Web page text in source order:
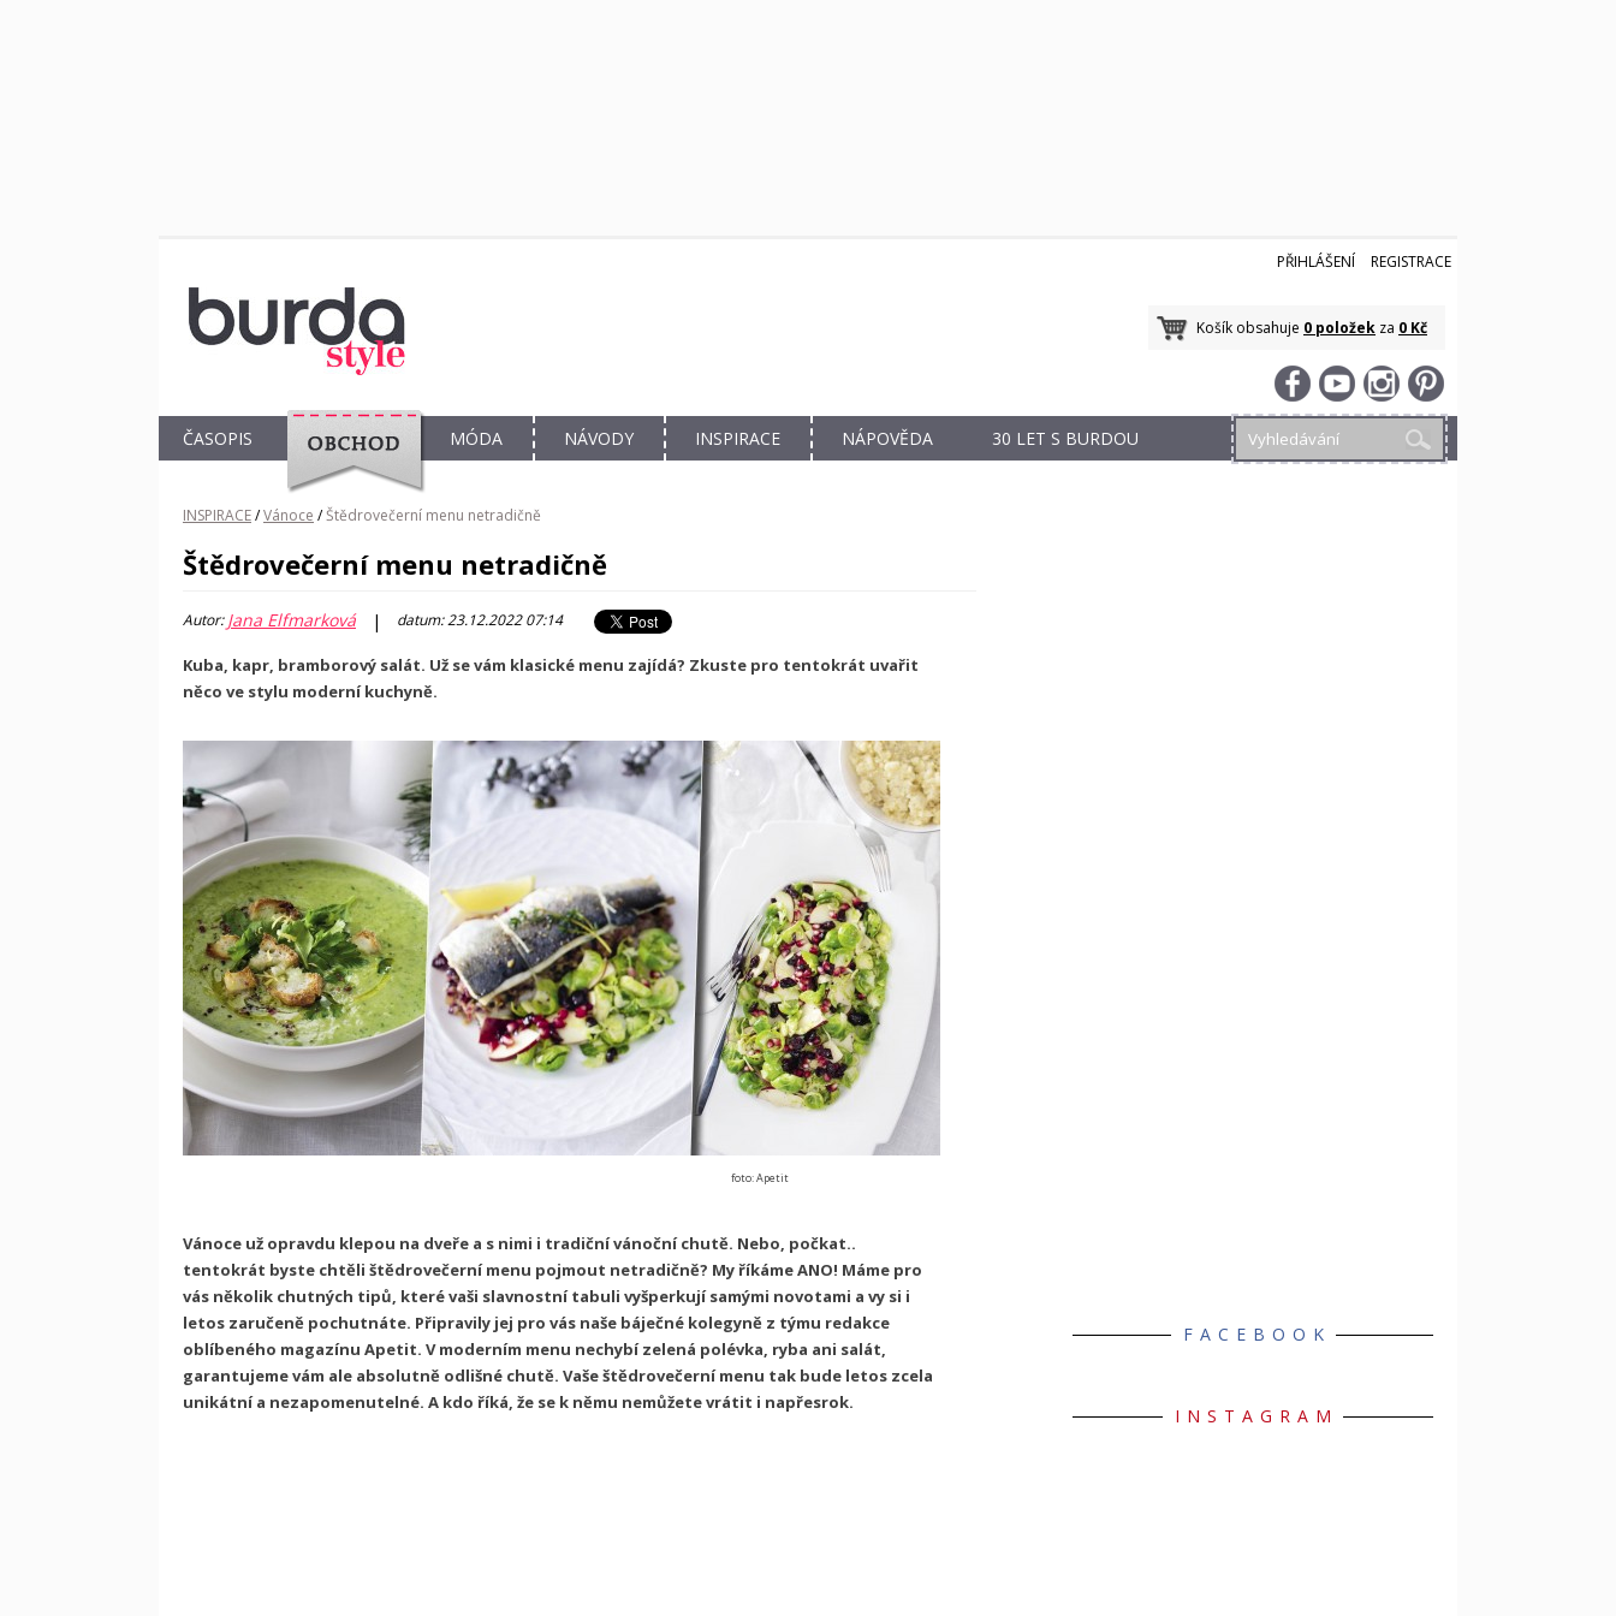
PŘIHLÁŠENÍ REGISTRACE
Košík obsahuje 0 položek za 0 Kč
ČASOPIS
OBCHOD
MÓDA NÁVODY INSPIRACE NÁPOVĚDA 30 LET S BURDOU
INSPIRACE/Vánoce /Štědrovečerní menu netradičně
Štědrovečerní menu netradičně
Autor:Jana Elfmarková | datum: 23.12.2022 07:14
Kuba, kapr, bramborový salát. Už se vám klasické menu zajídá? Zkuste pro tentokrát uvařit
něco ve stylu moderní kuchyně.
foto: Apetit
Vánoce už opravdu klepou na dveře a s nimi i tradiční vánoční chutě. Nebo, počkat..
tentokrát byste chtěli štědrovečerní menu pojmout netradičně? My říkáme ANO! Máme pro
vás několik chutných tipů, které vaši slavnostní tabuli vyšperkují samými novotami a vy si i
letos zaručeně pochutnáte. Připravily jej pro vás naše báječné kolegyně z týmu redakce
oblíbeného magazínu Apetit. V moderním menu nechybí zelená polévka, ryba ani salát,
garantujeme vám ale absolutně odlišné chutě. Vaše štědrovečerní menu tak bude letos zcela
unikátní a nezapomenutelné. A kdo říká, že se k němu nemůžete vrátit i napřesrok.
FACEBOOK
INSTAGRAM